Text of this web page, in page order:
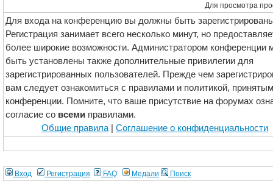
Для просмотра
Для входа на конференцию вы должны быть
Регистрация занимает всего несколько минут, но
более широкие возможности. Администратором конференции
быть установлены также дополнительные привилегии для
зарегистрированных пользователей. Прежде чем
вам следует ознакомиться с правилами и политикой,
конференции. Помните, что ваше присутствие на форумах
согласие со всеми правилами.
Общие правила
Соглашение о конфиденциальности
Вход Регистрация FAQ Медали Поиск